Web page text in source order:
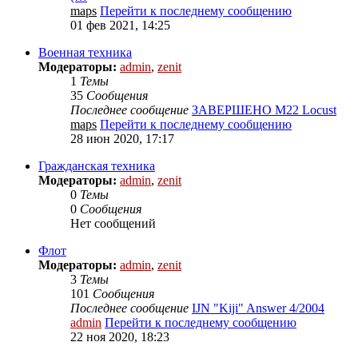
maps Перейти к последнему сообщению
01 фев 2021, 14:25
Военная техника
Модераторы: admin, zenit
1 Темы
35 Сообщения
Последнее сообщение ЗАВЕРШЕНО M22 Locust
maps Перейти к последнему сообщению
28 июн 2020, 17:17
Гражданская техника
Модераторы: admin, zenit
0 Темы
0 Сообщения
Нет сообщений
Флот
Модераторы: admin, zenit
3 Темы
101 Сообщения
Последнее сообщение IJN "Kiji" Answer 4/2004
admin Перейти к последнему сообщению
22 ноя 2020, 18:23